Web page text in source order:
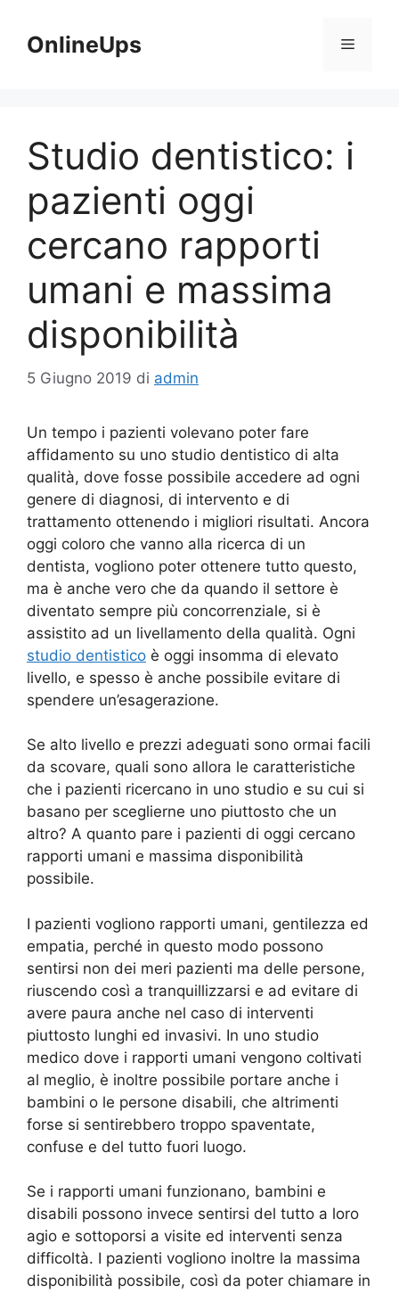
contenuto
OnlineUps Menu
Studio dentistico: i
pazienti oggi
cercano rapporti
umani e massima
disponibilità
5 Giugno 2019 di admin
Un tempo i pazienti volevano poter fare
affidamento su uno studio dentistico di alta
qualità, dove fosse possibile accedere ad ogni
genere di diagnosi, di intervento e di
trattamento ottenendo i migliori risultati. Ancora
oggi coloro che vanno alla ricerca di un
dentista, vogliono poter ottenere tutto questo,
ma è anche vero che da quando il settore è
diventato sempre più concorrenziale, si è
assistito ad un livellamento della qualità. Ogni
studio dentistico è oggi insomma di elevato
livello, e spesso è anche possibile evitare di
spendere un’esagerazione.
Se alto livello e prezzi adeguati sono ormai facili
da scovare, quali sono allora le caratteristiche
che i pazienti ricercano in uno studio e su cui si
basano per sceglierne uno piuttosto che un
altro? A quanto pare i pazienti di oggi cercano
rapporti umani e massima disponibilità
possibile.
I pazienti vogliono rapporti umani, gentilezza ed
empatia, perché in questo modo possono
sentirsi non dei meri pazienti ma delle persone,
riuscendo così a tranquillizzarsi e ad evitare di
avere paura anche nel caso di interventi
piuttosto lunghi ed invasivi. In uno studio
medico dove i rapporti umani vengono coltivati
al meglio, è inoltre possibile portare anche i
bambini o le persone disabili, che altrimenti
forse si sentirebbero troppo spaventate,
confuse e del tutto fuori luogo.
Se i rapporti umani funzionano, bambini e
disabili possono invece sentirsi del tutto a loro
agio e sottoporsi a visite ed interventi senza
difficoltà. I pazienti vogliono inoltre la massima
disponibilità possibile, così da poter chiamare in